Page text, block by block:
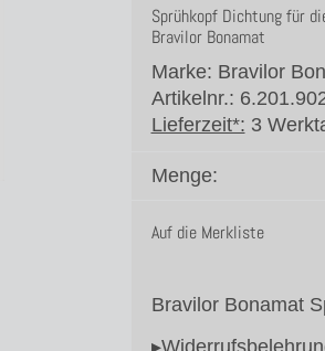
Sprühkopf Dichtung für
Bravilor Bonamat
Marke: Bravilor
Artikelnr.:
Lieferzeit*: 3
Menge:
Auf die Merkliste
Bravilor Bonamat